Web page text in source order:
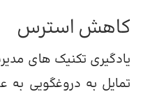
کاهش استرس
یادگیری تکنیک های
تمایل به دروغگویی